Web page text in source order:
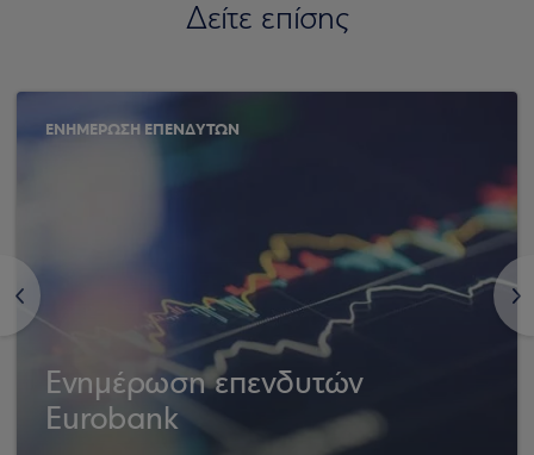
Δείτε επίσης
<
ΕΝΗΜΕΡΩΣΗ ΕΠΕΝΔΥΤΩΝ
Ενημέρωση επενδυτών
Eurobank
>